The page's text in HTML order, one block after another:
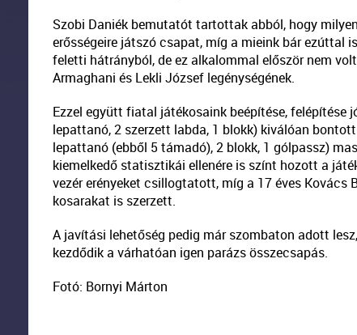
Szobi Daniék bemutatót tartottak abból, hogy
erősségeire játszó csapat, míg a mieink bár ezúttal
feletti hátrányból, de ez alkalommal először nem
Armaghani és Lekli József legénységének.
Ezzel együtt fiatal játékosaink beépítése, felépítése
lepattanó, 2 szerzett labda, 1 blokk) kiválóan
lepattanó (ebből 5 támadó), 2 blokk, 1 gólpassz)
kiemelkedő statisztikái ellenére is színt hozott a
vezér erényeket csillogtatott, míg a 17 éves
kosarakat is szerzett.
A javítási lehetőség pedig már szombaton adott
kezdődik a várhatóan igen parázs összecsapás.
Fotó: Bornyi Márton